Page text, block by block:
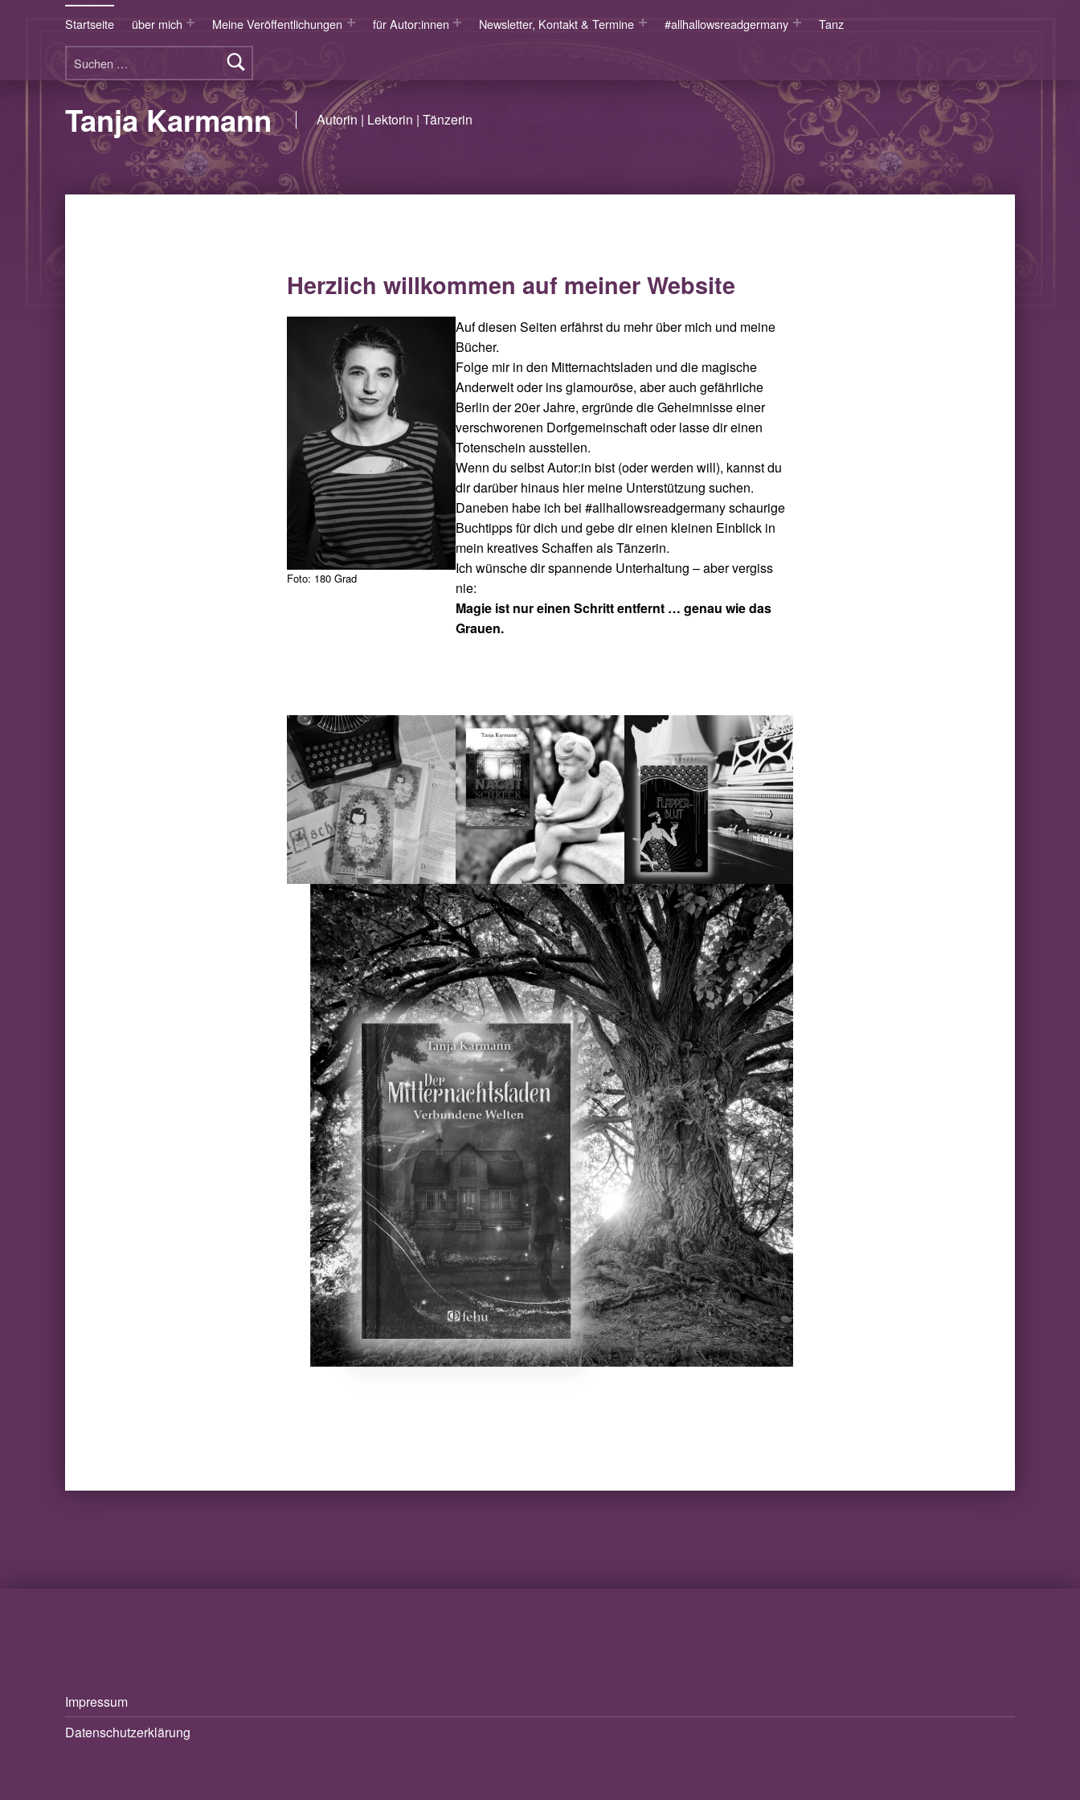
Suchen nach:
Startseite über mich Meine Veröffentlichungen für Autor:innen Newsletter, Kontakt & Termine #allhallowsreadgermany Tanz
Tanja Karmann Autorin | Lektorin | Tänzerin
Herzlich willkommen auf meiner Website
Foto: 180 Grad
Auf diesen Seiten erfährst du mehr über mich und meine
Bücher.
Folge mir in den Mitternachtsladen und die magische
Anderwelt oder ins glamouröse, aber auch gefährliche
Berlin der 20er Jahre, ergründe die Geheimnisse einer
verschworenen Dorfgemeinschaft oder lasse dir einen
Totenschein ausstellen.
Wenn du selbst Autor:in bist (oder werden will), kannst du
dir darüber hinaus hier meine Unterstützung suchen.
Daneben habe ich bei #allhallowsreadgermany schaurige
Buchtipps für dich und gebe dir einen kleinen Einblick in
mein kreatives Schaffen als Tänzerin.
Ich wünsche dir spannende Unterhaltung – aber vergiss
nie:
Magie ist nur einen Schritt entfernt … genau wie das
Grauen.
Impressum
Datenschutzerklärung